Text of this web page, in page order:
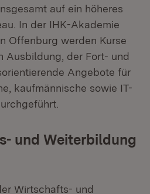
auf ein höheres
In der IHK-Akademie
Offenburg werden Kurse
Ausbildung, der Fort- und
Angebote für
kaufmännische sowie IT-
und Weiterbildung
Wirtschafts- und